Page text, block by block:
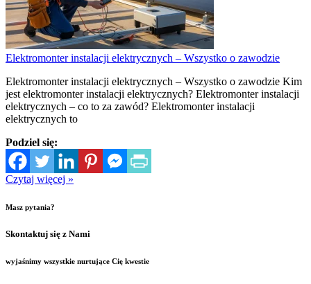
Elektromonter instalacji elektrycznych – Wszystko o zawodzie
Elektromonter instalacji elektrycznych – Wszystko o zawodzie Kim
jest elektromonter instalacji elektrycznych? Elektromonter instalacji
elektrycznych – co to za zawód? Elektromonter instalacji
elektrycznych to
Podziel się:
Czytaj więcej »
Masz pytania?
Skontaktuj się z Nami
wyjaśnimy wszystkie nurtujące Cię kwestie